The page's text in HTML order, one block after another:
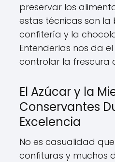
preservar los
estas técnicas son la
confitería y la
Entenderlas nos da
controlar la frescura
El Azúcar y la
Conservantes
Excelencia
No es casualidad
confituras y muchos